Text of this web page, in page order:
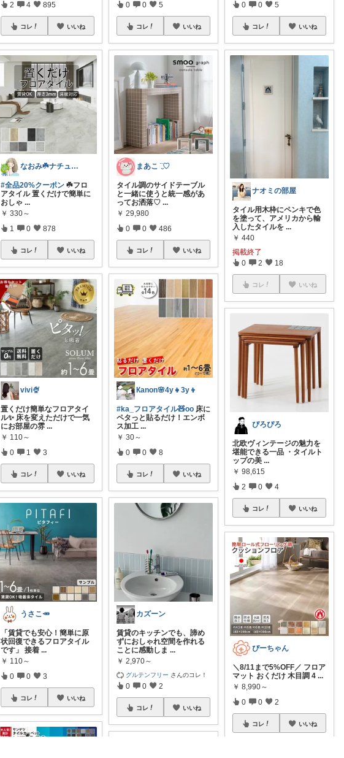
2 4 895
コレ いいね
なおみ☘️ナチュラル生活
#全品20%クーポン ☘️フロ
アタイル 置くだけで簡単に
おしゃ ...
￥ 330～
1 0 878
コレ いいね
vivi🍨
置くだけ簡単なフロアタイ
ル✨ 床を変えただけで一気
にお部屋の雰 ...
￥ 110～
0 1 3
コレ いいね
うさこ🥕
「賃貸でも安心！簡単に原
状回復できるフロアタイル
です」 接着 ...
￥ 110～
0 0 3
コレ いいね
0 0 5
コレ いいね
まあこ ¨̮♡
タイル調のサイドテーブル
と一緒に使うと統一感があ
ってお洒落♡...
￥ 29,980
0 0 486
コレ いいね
Кanon🌸4y👧3y👦
#ka_フロアタイル🧸oo 床に
ペタっと貼るだけ！エンボ
ス加工 ...
￥ 30～
0 0 8
コレ いいね
カズーン
賃貸のキッチンでも、諦め
ずにおしゃれ空間を作れる
ことに感動しま ...
￥ 2,970～
グルテンフリー さんのコレ！
0 0 2
コレ いいね
0 0 5
コレ いいね
ナオミの部屋
タイル用木枠にペンキで色
を塗って、アメリカから輸
入したタイルを ...
￥ 440
掲載終了
0 2 18
コレ いいね
ぴろぴろ
北欧ヴィンテージの魅力を
堪能できる一品 ・タイルト
ップの美 ...
￥ 98,615
2 0 4
コレ いいね
ぴーちゃん
＼8/11まで5%OFF／ フロア
マット おくだけ 木目調 4 ...
￥ 8,990～
0 0 2
コレ いいね